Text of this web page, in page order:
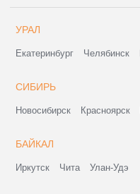
УРАЛ
Екатеринбург Челябинск
СИБИРЬ
Новосибирск Красноярск
БАЙКАЛ
Иркутск Чита Улан-Удэ